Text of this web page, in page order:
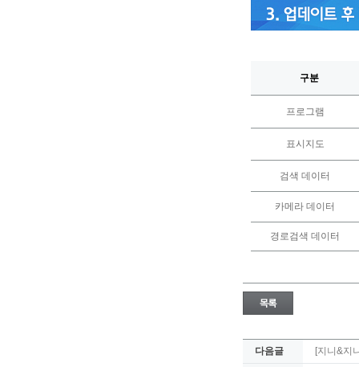
구분
프로그램
표시지도
검색 데이터
카메라 데이터
경로검색 데이터
다음글 [지니&지